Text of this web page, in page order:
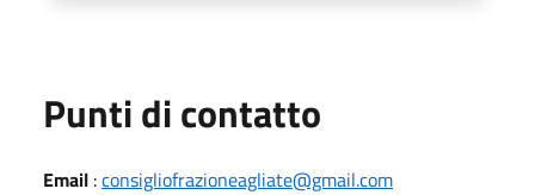
Punti di contatto
Email :consigliofrazioneagliate@gmail.com